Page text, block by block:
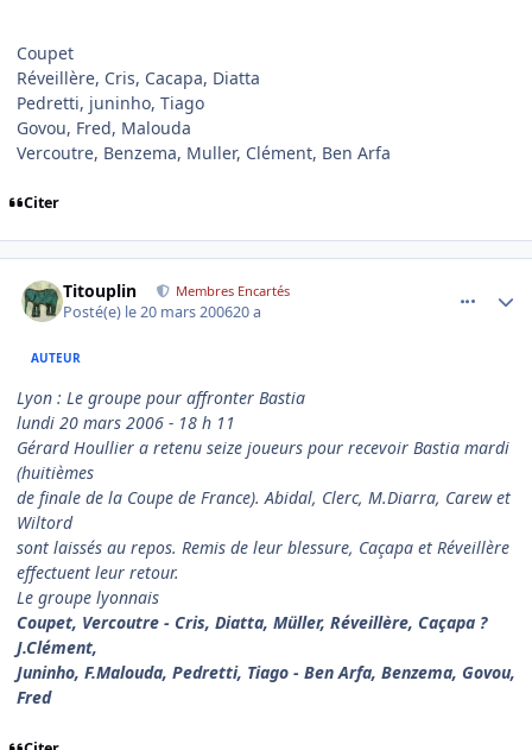
Coupet
Réveillère, Cris, Cacapa, Diatta
Pedretti, juninho, Tiago
Govou, Fred, Malouda
Vercoutre, Benzema, Muller, Clément, Ben Arfa
Citer
Titouplin Membres Encartés
Posté(e) le 20 mars 200620 a
AUTEUR
Lyon : Le groupe pour affronter Bastia
lundi 20 mars 2006 - 18 h 11
Gérard Houllier a retenu seize joueurs pour recevoir Bastia mardi
(huitièmes
de finale de la Coupe de France). Abidal, Clerc, M.Diarra, Carew et
Wiltord
sont laissés au repos. Remis de leur blessure, Caçapa et Réveillère
effectuent leur retour.
Le groupe lyonnais
Coupet, Vercoutre - Cris, Diatta, Müller, Réveillère, Caçapa ?
J.Clément,
Juninho, F.Malouda, Pedretti, Tiago - Ben Arfa, Benzema, Govou,
Fred